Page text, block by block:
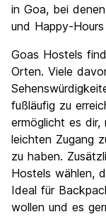
in Goa, bei
und Happy-
Goas Hostels
Orten. Viele
fußläufig zu
ermöglicht es dir,
leichten Zugang
zu haben.
Hostels wählen,
Ideal für
wollen und es